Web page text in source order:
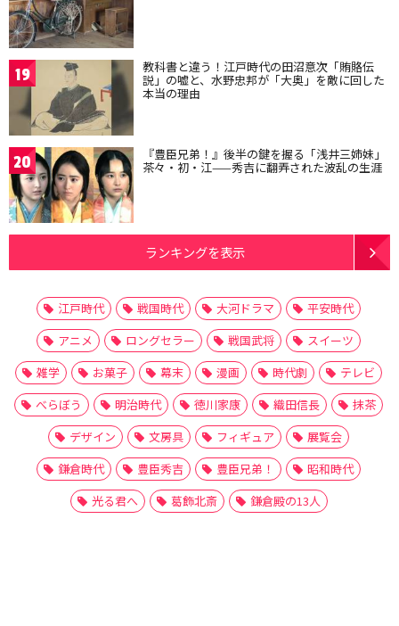
19 教科書と違う！江戸時代の田沼意次「賄賂伝
説」の嘘と、水野忠邦が「大奥」を敵に回した
本当の理由
20 『豊臣兄弟！』後半の鍵を握る「浅井三姉妹」
茶々・初・江——秀吉に翻弄された波乱の生涯
ランキングを表示
江戸時代 戦国時代 大河ドラマ
平安時代
アニメ
ロングセラー 戦国武将
スイーツ
雑学
お菓子 幕末 漫画 時代劇
テレビ
べらぼう
明治時代 徳川家康 織田信長
抹茶
デザイン
文房具 フィギュア
展覧会
鎌倉時代
豊臣秀吉 豊臣兄弟！
昭和時代
光る君へ
葛飾北斎 鎌倉殿の13人